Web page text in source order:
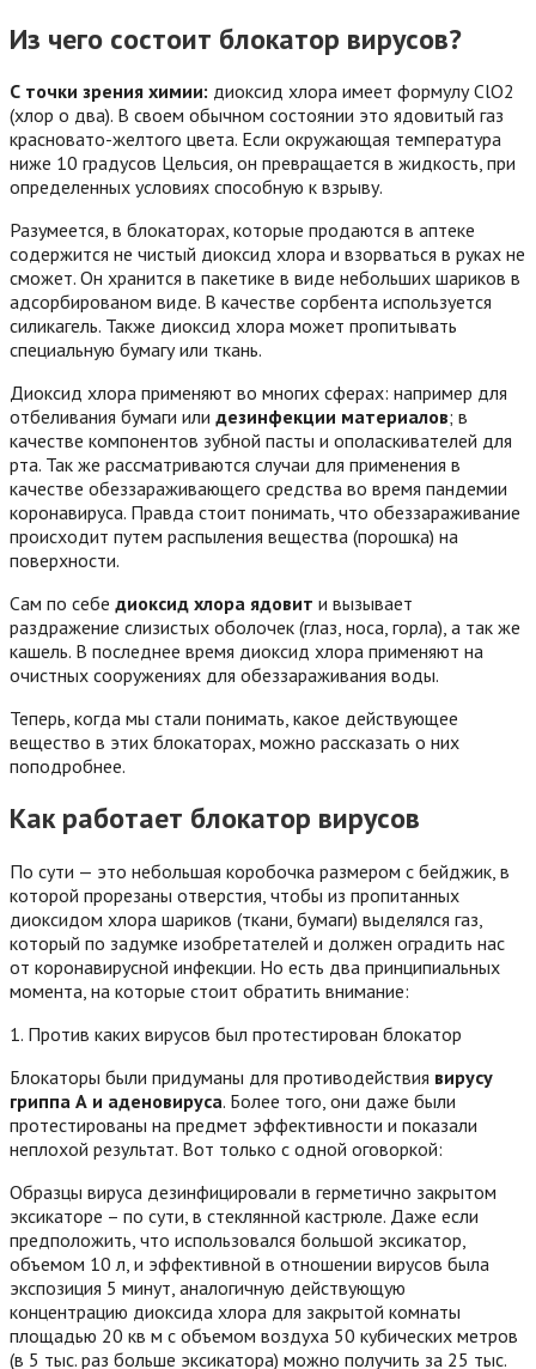
Из чего состоит блокатор вирусов?
С точки зрения химии: диоксид хлора имеет формулу ClO2
(хлор о два). В своем обычном состоянии это ядовитый газ
красновато-желтого цвета. Если окружающая температура
ниже 10 градусов Цельсия, он превращается в жидкость, при
определенных условиях способную к взрыву.
Разумеется, в блокаторах, которые продаются в аптеке
содержится не чистый диоксид хлора и взорваться в руках не
сможет. Он хранится в пакетике в виде небольших шариков в
адсорбированом виде. В качестве сорбента используется
силикагель. Также диоксид хлора может пропитывать
специальную бумагу или ткань.
Диоксид хлора применяют во многих сферах: например для
отбеливания бумаги или дезинфекции материалов; в
качестве компонентов зубной пасты и ополаскивателей для
рта. Так же рассматриваются случаи для применения в
качестве обеззараживающего средства во время пандемии
коронавируса. Правда стоит понимать, что обеззараживание
происходит путем распыления вещества (порошка) на
поверхности.
Сам по себе диоксид хлора ядовит и вызывает
раздражение слизистых оболочек (глаз, носа, горла), а так же
кашель. В последнее время диоксид хлора применяют на
очистных сооружениях для обеззараживания воды.
Теперь, когда мы стали понимать, какое действующее
вещество в этих блокаторах, можно рассказать о них
поподробнее.
Как работает блокатор вирусов
По сути — это небольшая коробочка размером с бейджик, в
которой прорезаны отверстия, чтобы из пропитанных
диоксидом хлора шариков (ткани, бумаги) выделялся газ,
который по задумке изобретателей и должен оградить нас
от коронавирусной инфекции. Но есть два принципиальных
момента, на которые стоит обратить внимание:
1. Против каких вирусов был протестирован блокатор
Блокаторы были придуманы для противодействия вирусу
гриппа А и аденовируса. Более того, они даже были
протестированы на предмет эффективности и показали
неплохой результат. Вот только с одной оговоркой:
Образцы вируса дезинфицировали в герметично закрытом
эксикаторе – по сути, в стеклянной кастрюле. Даже если
предположить, что использовался большой эксикатор,
объемом 10 л, и эффективной в отношении вирусов была
экспозиция 5 минут, аналогичную действующую
концентрацию диоксида хлора для закрытой комнаты
площадью 20 кв м с объемом воздуха 50 кубических метров
(в 5 тыс. раз больше эксикатора) можно получить за 25 тыс.